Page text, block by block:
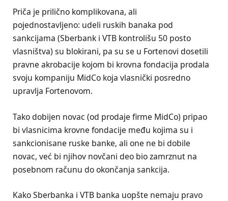
Priča je prilično komplikovana, ali
pojednostavljeno: udeli ruskih banaka pod
sankcijama (Sberbank i VTB kontrolišu 50 posto
vlasništva) su blokirani, pa su se u Fortenovi dosetili
pravne akrobacije kojom bi krovna fondacija prodala
svoju kompaniju MidCo koja vlasnički posredno
upravlja Fortenovom.
Tako dobijen novac (od prodaje firme MidCo) pripao
bi vlasnicima krovne fondacije među kojima su i
sankcionisane ruske banke, ali one ne bi dobile
novac, već bi njihov novčani deo bio zamrznut na
posebnom računu do okončanja sankcija.
Kako Sberbanka i VTB banka uopšte nemaju pravo